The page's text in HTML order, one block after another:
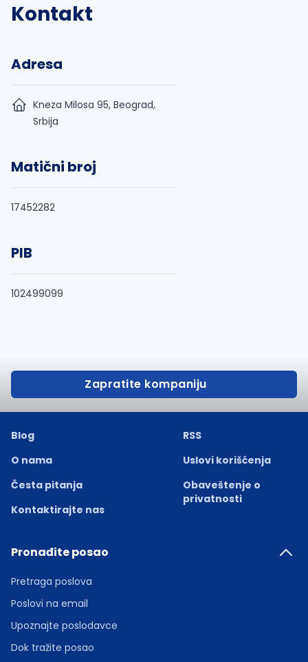
Kontakt
Adresa
Kneza Milosa 95, Beograd,
Srbija
Matični broj
17452282
PIB
102499099
Zapratite kompaniju
Blog
O nama
Česta pitanja
Kontaktirajte nas
RSS
Uslovi korišćenja
Obaveštenje o
privatnosti
Pronađite posao
Pretraga poslova
Poslovi na email
Upoznajte poslodavce
Dok tražite posao